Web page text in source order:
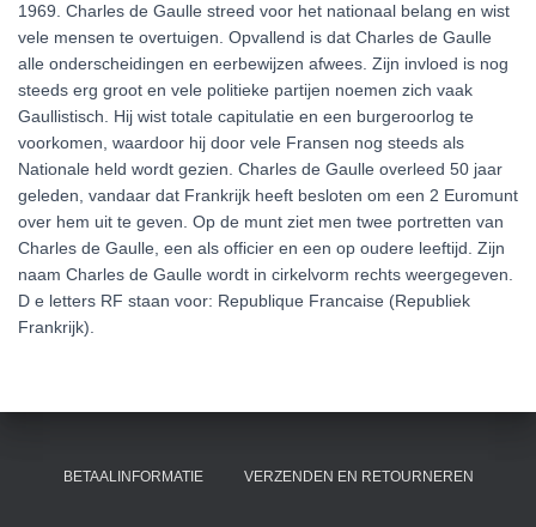
1969. Charles de Gaulle streed voor het nationaal belang en wist
vele mensen te overtuigen. Opvallend is dat Charles de Gaulle
alle onderscheidingen en eerbewijzen afwees. Zijn invloed is nog
steeds erg groot en vele politieke partijen noemen zich vaak
Gaullistisch. Hij wist totale capitulatie en een burgeroorlog te
voorkomen, waardoor hij door vele Fransen nog steeds als
Nationale held wordt gezien. Charles de Gaulle overleed 50 jaar
geleden, vandaar dat Frankrijk heeft besloten om een 2 Euromunt
over hem uit te geven. Op de munt ziet men twee portretten van
Charles de Gaulle, een als officier en een op oudere leeftijd. Zijn
naam Charles de Gaulle wordt in cirkelvorm rechts weergegeven.
D e letters RF staan voor: Republique Francaise (Republiek
Frankrijk).
BETAALINFORMATIE VERZENDEN EN RETOURNEREN